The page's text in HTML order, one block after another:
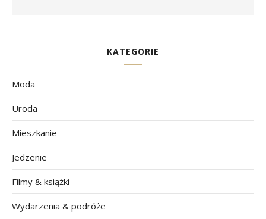
KATEGORIE
Moda
Uroda
Mieszkanie
Jedzenie
Filmy & książki
Wydarzenia & podróże